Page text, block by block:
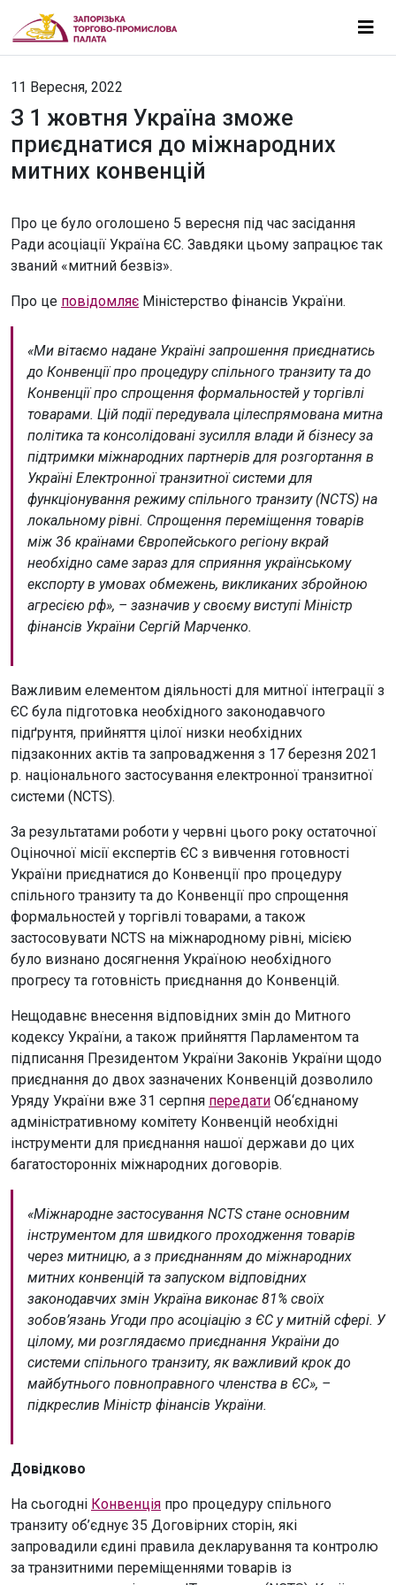
11 Вересня, 2022
З 1 жовтня Україна зможе
приєднатися до міжнародних
митних конвенцій
Про це було оголошено 5 вересня під час засідання
Ради асоціації Україна ЄС. Завдяки цьому запрацює так
званий «митний безвіз».
Про це повідомляє Міністерство фінансів України.
«Ми вітаємо надане Україні запрошення приєднатись
до Конвенції про процедуру спільного транзиту та до
Конвенції про спрощення формальностей у торгівлі
товарами. Цій події передувала цілеспрямована митна
політика та консолідовані зусилля влади й бізнесу за
підтримки міжнародних партнерів для розгортання в
Україні Електронної транзитної системи для
функціонування режиму спільного транзиту (NCTS) на
локальному рівні. Спрощення переміщення товарів
між 36 країнами Європейського регіону вкрай
необхідно саме зараз для сприяння українському
експорту в умовах обмежень, викликаних збройною
агресією рф», – зазначив у своєму виступі Міністр
фінансів України Сергій Марченко.
Важливим елементом діяльності для митної інтеграції з
ЄС була підготовка необхідного законодавчого
підґрунтя, прийняття цілої низки необхідних
підзаконних актів та запровадження з 17 березня 2021
р. національного застосування електронної транзитної
системи (NCTS).
За результатами роботи у червні цього року остаточної
Оціночної місії експертів ЄС з вивчення готовності
України приєднатися до Конвенції про процедуру
спільного транзиту та до Конвенції про спрощення
формальностей у торгівлі товарами, а також
застосовувати NCTS на міжнародному рівні, місією
було визнано досягнення Україною необхідного
прогресу та готовність приєднання до Конвенцій.
Нещодавнє внесення відповідних змін до Митного
кодексу України, а також прийняття Парламентом та
підписання Президентом України Законів України щодо
приєднання до двох зазначених Конвенцій дозволило
Уряду України вже 31 серпня передати Об‘єднаному
адміністративному комітету Конвенцій необхідні
інструменти для приєднання нашої держави до цих
багатосторонніх міжнародних договорів.
«Міжнародне застосування NCTS стане основним
інструментом для швидкого проходження товарів
через митницю, а з приєднанням до міжнародних
митних конвенцій та запуском відповідних
законодавчих змін Україна виконає 81% своїх
зобов’язань Угоди про асоціацію з ЄС у митній сфері. У
цілому, ми розглядаємо приєднання України до
системи спільного транзиту, як важливий крок до
майбутнього повноправного членства в ЄС», –
підкреслив Міністр фінансів України.
Довідково
На сьогодні Конвенція про процедуру спільного
транзиту об’єднує 35 Договірних сторін, які
запровадили єдині правила декларування та контролю
за транзитними переміщеннями товарів із